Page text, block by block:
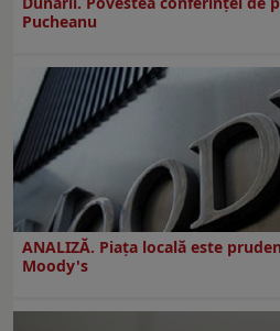
Pucheanu
ANALIZĂ. Piața locală este
Moody's